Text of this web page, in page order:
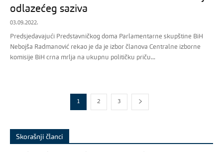
odlazećeg saziva
03.09.2022.
Predsjedavajući Predstavničkog doma Parlamentarne skupštine BiH
Nebojša Radmanović rekao je da je izbor članova Centralne izborne
komisije BiH crna mrlja na ukupnu političku priču...
1 2 3
Skorašnji članci